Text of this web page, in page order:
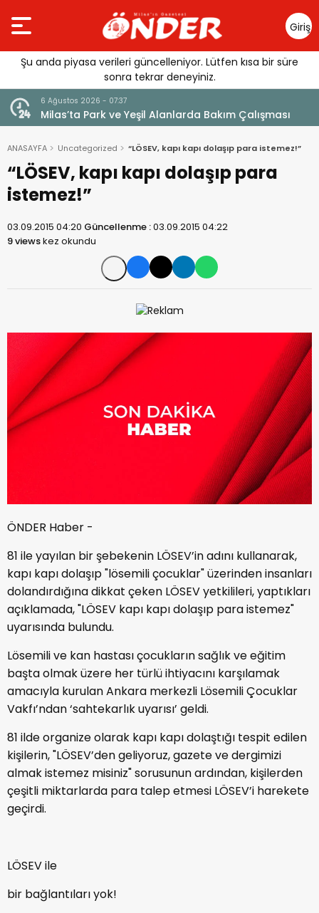
Giriş
Yap
Şu anda piyasa verileri güncelleniyor. Lütfen kısa bir süre
sonra tekrar deneyiniz.
6 Ağustos 2026 - 07:37
Milas’ta Park ve Yeşil Alanlarda Bakım Çalışması
ANASAYFA Uncategorized “LÖSEV, kapı kapı dolaşıp para istemez!”
“LÖSEV, kapı kapı dolaşıp para
istemez!”
03.09.2015 04:20 Güncellenme :03.09.2015 04:22
9 viewskez okundu
ÖNDER Haber -
81 ile yayılan bir şebekenin LÖSEV’in adını kullanarak,
kapı kapı dolaşıp "lösemili çocuklar" üzerinden insanları
dolandırdığına dikkat çeken LÖSEV yetkilileri, yaptıkları
açıklamada, "LÖSEV kapı kapı dolaşıp para istemez"
uyarısında bulundu.
Lösemili ve kan hastası çocukların sağlık ve eğitim
başta olmak üzere her türlü ihtiyacını karşılamak
amacıyla kurulan Ankara merkezli Lösemili Çocuklar
Vakfı’ndan ‘sahtekarlık uyarısı’ geldi.
81 ilde organize olarak kapı kapı dolaştığı tespit edilen
kişilerin, "LÖSEV’den geliyoruz, gazete ve dergimizi
almak istemez misiniz" sorusunun ardından, kişilerden
çeşitli miktarlarda para talep etmesi LÖSEV’i harekete
geçirdi.
LÖSEV ile
bir bağlantıları yok!